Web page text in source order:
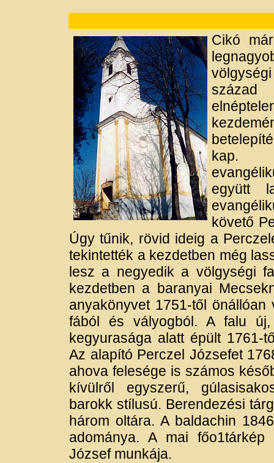
Cikó
kap.
együtt
követő
Úgy tűnik, rövid ideig a
tekintették a kezdetben még
lesz a negyedik a völgységi
kezdetben a baranyai
anyakönyvet 1751-től
fából és vályogból. A falu
kegyurasága alatt épült 1761-
Az alapító Perczel Józsefet
ahova felesége is számos
kívülről egyszerű,
barokk stílusú. Berendezési
három oltára. A baldachin
adománya. A mai
József munkája.